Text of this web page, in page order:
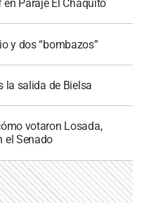
Paraje El Chaquito
y dos “bombazos”
la salida de Bielsa
votaron Losada,
el Senado